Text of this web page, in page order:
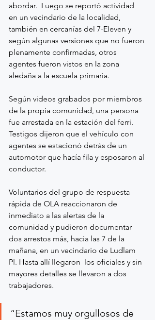
abordar.  Luego se reportó actividad
en un vecindario de la localidad,
también en cercanías del 7-Eleven y
según algunas versiones que no fueron
plenamente confirmadas, otros
agentes fueron vistos en la zona
aledaña a la escuela primaria.
Según videos grabados por miembros
de la propia comunidad, una persona
fue arrestada en la estación del ferri.
Testigos dijeron que el vehículo con
agentes se estacionó detrás de un
automotor que hacía fila y esposaron al
conductor.
Voluntarios del grupo de respuesta
rápida de OLA reaccionaron de
inmediato a las alertas de la
comunidad y pudieron documentar
dos arrestos más, hacia las 7 de la
mañana, en un vecindario de Ludlam
Pl. Hasta allí llegaron  los oficiales y sin
mayores detalles se llevaron a dos
trabajadores.
“Estamos muy orgullosos de